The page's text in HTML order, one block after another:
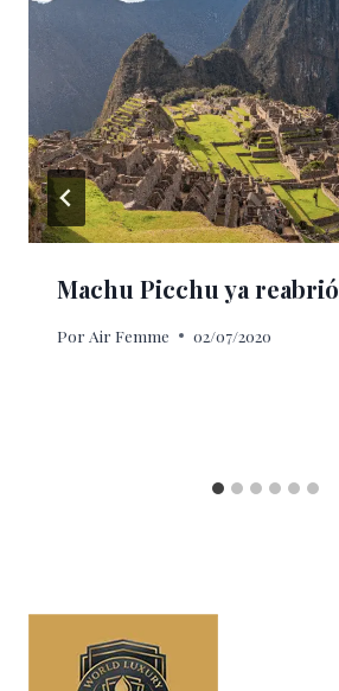
Machu Picchu ya reabrió
Por Air Femme 02/07/2020